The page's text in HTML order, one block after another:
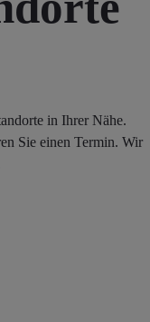
in Ihrer Nähe.
Sie einen Termin. Wir